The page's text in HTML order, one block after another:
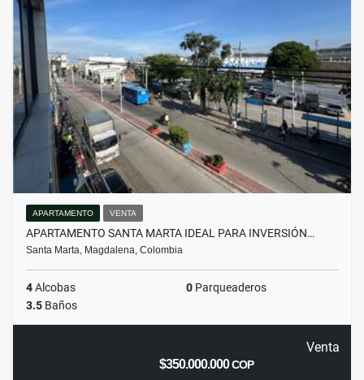
APARTAMENTO VENTA
APARTAMENTO SANTA MARTA IDEAL PARA INVERSIÓN…
Santa Marta, Magdalena, Colombia
4Alcobas 0 Parqueaderos
3.5 Baños
Venta
$350.000.000COP